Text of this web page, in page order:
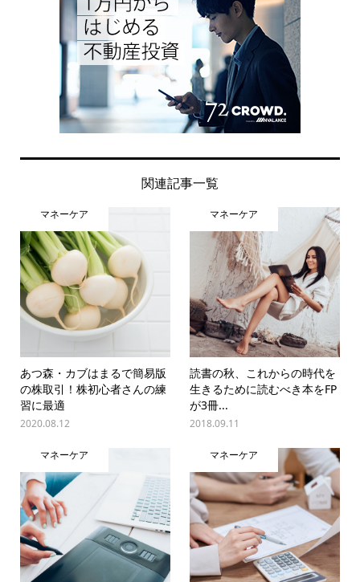
関連記事一覧
マネーケア
あつ森・カブはまるで簡易版
の株取引！株初心者さんの練
習に最適
2020.08.12
マネーケア
読書の秋、これからの時代を
生きるために読むべき本をFP
が3冊...
2018.09.11
マネーケア マネーケア